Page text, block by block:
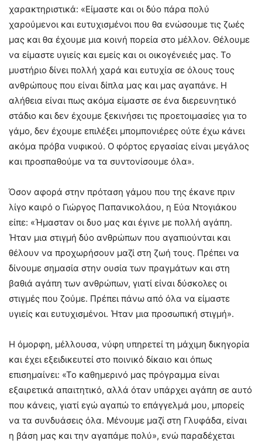
χαρακτηριστικά: «Είμαστε και οι δύο πάρα πολύ
χαρούμενοι και ευτυχισμένοι που θα ενώσουμε τις ζωές
μας και θα έχουμε μια κοινή πορεία στο μέλλον. Θέλουμε
να είμαστε υγιείς και εμείς και οι οικογένειές μας. Το
μυστήριο δίνει πολλή χαρά και ευτυχία σε όλους τους
ανθρώπους που είναι δίπλα μας και μας αγαπάνε. Η
αλήθεια είναι πως ακόμα είμαστε σε ένα διερευνητικό
στάδιο και δεν έχουμε ξεκινήσει τις προετοιμασίες για το
γάμο, δεν έχουμε επιλέξει μπομπονιέρες ούτε έχω κάνει
ακόμα πρόβα νυφικού. Ο φόρτος εργασίας είναι μεγάλος
και προσπαθούμε να τα συντονίσουμε όλα».
Όσον αφορά στην πρόταση γάμου που της έκανε πριν
λίγο καιρό ο Γιώργος Παπανικολάου, η Εύα Ντογιάκου
είπε: «Ήμασταν οι δυο μας και έγινε με πολλή αγάπη.
Ήταν μια στιγμή δύο ανθρώπων που αγαπιούνται και
θέλουν να προχωρήσουν μαζί στη ζωή τους. Πρέπει να
δίνουμε σημασία στην ουσία των πραγμάτων και στη
βαθιά αγάπη των ανθρώπων, γιατί είναι δύσκολες οι
στιγμές που ζούμε. Πρέπει πάνω από όλα να είμαστε
υγιείς και ευτυχισμένοι. Ήταν μια προσωπική στιγμή».
Η όμορφη, μέλλουσα, νύφη υπηρετεί τη μάχιμη δικηγορία
και έχει εξειδικευτεί στο ποινικό δίκαιο και όπως
επισημαίνει: «Το καθημερινό μας πρόγραμμα είναι
εξαιρετικά απαιτητικό, αλλά όταν υπάρχει αγάπη σε αυτό
που κάνεις, γιατί εγώ αγαπώ το επάγγελμά μου, μπορείς
να τα συνδυάσεις όλα. Μένουμε μαζί στη Γλυφάδα, είναι
η βάση μας και την αγαπάμε πολύ», ενώ παραδέχεται